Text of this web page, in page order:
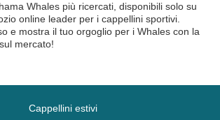
Whales più ricercati, disponibili solo su
online leader per i cappellini sportivi.
e mostra il tuo orgoglio per i Whales con la
mercato!
Cappellini estivi